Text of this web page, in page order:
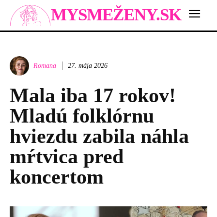
MYSMEŽENY.SK
Romana 27. mája 2026
Mala iba 17 rokov!
Mladú folklórnu
hviezdu zabila náhla
mŕtvica pred
koncertom